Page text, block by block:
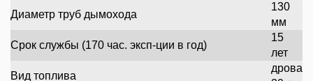
Диаметр труб дымохода
130
мм
Срок службы (170 час. эксп-ции в год)
15
лет
Вид топлива
дрова